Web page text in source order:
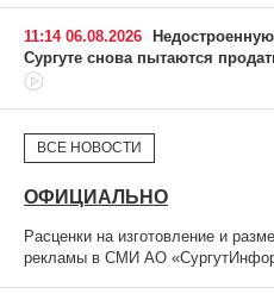
11:14 06.08.2026
Сургуте снова пытаются
ВСЕ НОВОСТИ
ОФИЦИАЛЬНО
Расценки на изготовление и
рекламы в СМИ АО